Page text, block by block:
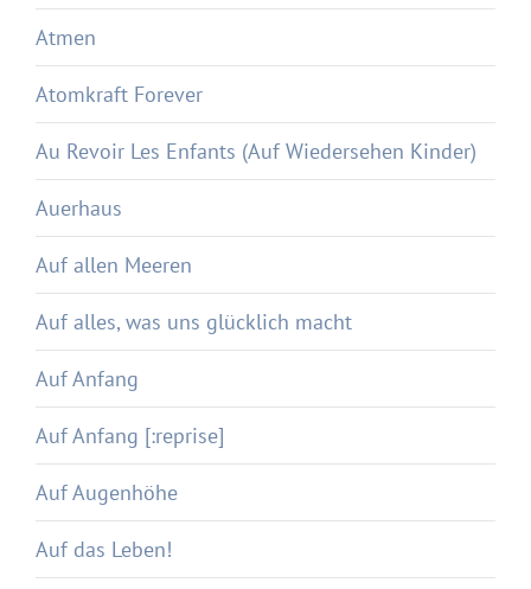
Atmen
Atomkraft Forever
Au Revoir Les Enfants (Auf Wiedersehen Kinder)
Auerhaus
Auf allen Meeren
Auf alles, was uns glücklich macht
Auf Anfang
Auf Anfang [:reprise]
Auf Augenhöhe
Auf das Leben!